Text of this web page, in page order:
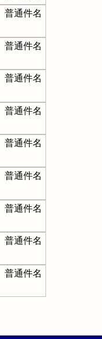
普通件名
普通件名
普通件名
普通件名
普通件名
普通件名
普通件名
普通件名
普通件名